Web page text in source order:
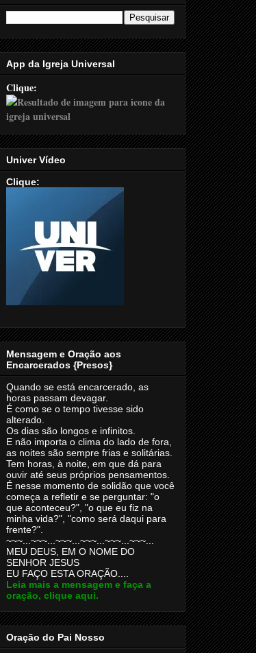
App da Igreja Universal
Clique:
Univer Vídeo
Clique:
Mensagem e Oração aos
Encarcerados {Presos}
Quando se está encarcerado, as
horas passam devagar.
É como se o tempo tivesse sido
alterado.
Os dias são longos e infinitos.
E não importa o clima do lado de fora,
as noites são sempre frias e solitárias.
Tem horas, à noite, em que dá para
ouvir até seus próprios pensamentos.
É nesse momento de solidão que você
começa a refletir e se perguntar: "o
que aconteceu?", "o que eu fiz na
minha vida?", "como será daqui para
frente?".
~~~...~~~...~~~...~~~...~~~...~~~...
MEU DEUS, EM O NOME DO
SENHOR JESUS
EU FAÇO ESTA ORAÇÃO....
Leia mais a mensagem e faça a
oração, clique aqui.
Oração do Pai Nosso